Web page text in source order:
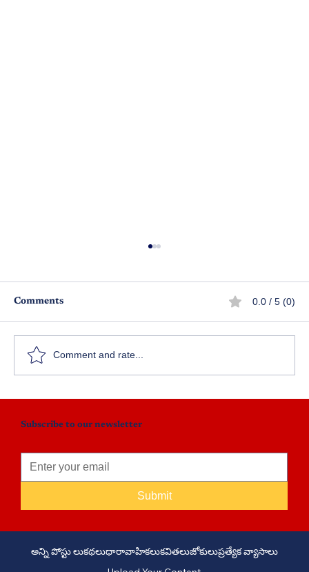
అంతా మీ మంచికే
Comments 0.0 / 5 (0)
Comment and rate...
Subscribe to our newsletter
Submit
అన్ని పోస్టు లుకథలుధారావాహికలుకవితలుజోకులుప్రత్యేక వ్యాసాలు